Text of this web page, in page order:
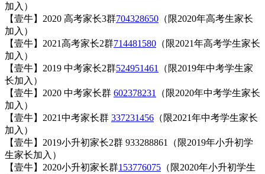
加入）
【壹牛】2020 高考家长3群704328650 （限2020年高考生家长
加入）
【壹牛】2021高考家长2群714481580 （限2021年高考学生家长
加入）
【壹牛】2019 中考家长2群524951461
（限2019年中考学生家
长加入）
【壹牛】2020 中考家长群 602378231
（限2020年中考学生家长
加入）
【壹牛】2021中考家长群 337231456 （限2021年中考学生家长
加入）
【壹牛】2019小升初家长2群 933288861（限2019年小升初学
生家长加入）
【壹牛】2020小升初家长群153776075 （限2020年小升初学生